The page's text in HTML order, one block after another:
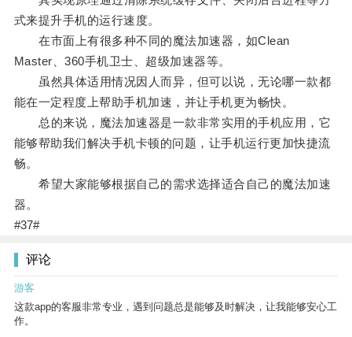
式来提升手机的运行速度。
在市面上有很多种不同的魔法加速器，如Clean
Master、360手机卫士、超级加速器等。
虽然具体适用情况因人而异，但可以说，无论哪一款都
能在一定程度上帮助手机加速，并让手机更为畅快。
总的来说，魔法加速器是一款非常实用的手机应用，它
能够帮助我们解决手机卡顿的问题，让手机运行更加快捷流
畅。
希望大家能够根据自己的需求选择适合自己的魔法加速
器。
#37#
评论
游客
这款app的客服非常专业，遇到问题总是能够及时解决，让我能够安心工
作。